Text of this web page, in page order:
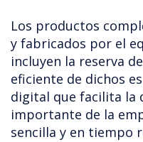
Los productos
y fabricados por el
incluyen la reserva
eficiente de dichos
digital que facilita la
importante de la
sencilla y en tiempo